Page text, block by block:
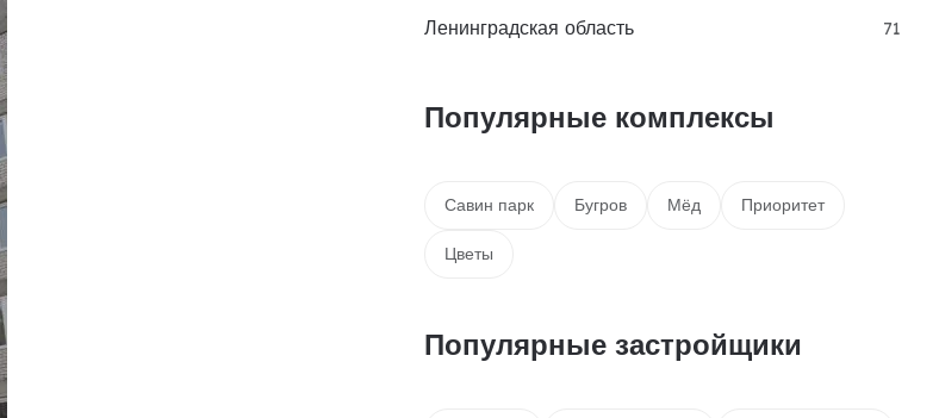
Ленинградская область 71
Популярные комплексы
Савин парк Бугров Мёд Приоритет
Цветы
Популярные застройщики